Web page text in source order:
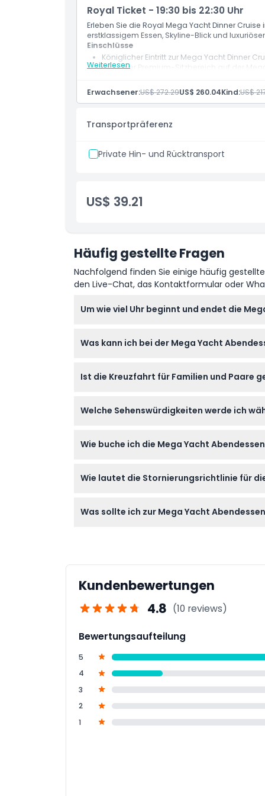
Royal Ticket - 19:30 bis 22:30 Uhr
Erleben Sie die Royal Mega Yacht Dinner
erstklassigem Essen, Skyline-Blick und
Weiterlesen
Einschlüsse
Königlicher Eintritt zur Mega Yacht Dinner
Exklusiver Premium-Sitzbereich auf der
Gourmet-Buffet-Dinner mit ausgewählten
Landschaftliche Fahrt vorbei an der Dubai
Erwachsener:US$ 272.29US$ 260.04Kind:US$
Transportpräferenz
Private Hin- und Rücktransport
US$ 39.21
Häufig gestellte Fragen
Nachfolgend finden Sie einige häufig
den Live-Chat, das Kontaktformular oder
Um wie viel Uhr beginnt und endet die
Was kann ich bei der Mega Yacht
Ist die Kreuzfahrt für Familien und Paare
Welche Sehenswürdigkeiten werde ich
Wie buche ich die Mega Yacht
können.
Wie lautet die Stornierungsrichtlinie für
vollständig berechnet.
Was sollte ich zur Mega Yacht
Kundenbewertungen
4.8 (10 reviews)
Bewertungsaufteilung
5
4
3
2
1